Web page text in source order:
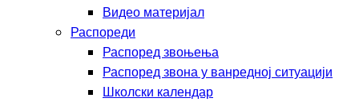
Видео материјал
Распореди
Распоред звоњења
Распоред звона у ванредној ситуацији
Школски календар